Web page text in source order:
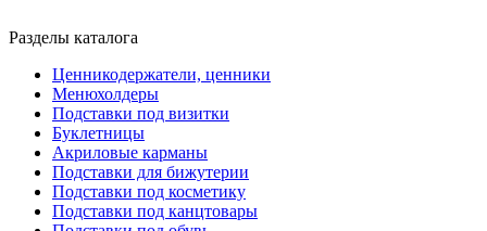
Разделы каталога
Ценникодержатели, ценники
Менюхолдеры
Подставки под визитки
Буклетницы
Акриловые карманы
Подставки для бижутерии
Подставки под косметику
Подставки под канцтовары